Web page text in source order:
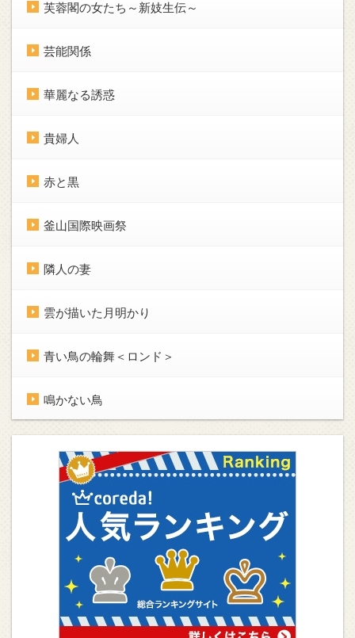
芙蓉閣の女たち～新妓生伝～
芸能関係
華麗なる誘惑
貴婦人
赤と黒
釜山国際映画祭
隣人の妻
雲が描いた月明かり
青い鳥の輪舞＜ロンド＞
鳴かない鳥